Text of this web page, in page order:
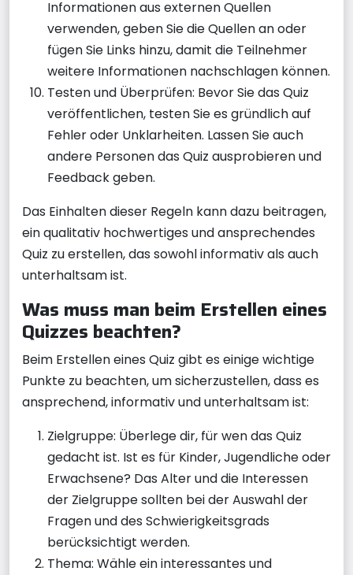
Informationen aus externen Quellen
verwenden, geben Sie die Quellen an oder
fügen Sie Links hinzu, damit die Teilnehmer
weitere Informationen nachschlagen können.
Testen und Überprüfen: Bevor Sie das Quiz
veröffentlichen, testen Sie es gründlich auf
Fehler oder Unklarheiten. Lassen Sie auch
andere Personen das Quiz ausprobieren und
Feedback geben.
Das Einhalten dieser Regeln kann dazu beitragen,
ein qualitativ hochwertiges und ansprechendes
Quiz zu erstellen, das sowohl informativ als auch
unterhaltsam ist.
Was muss man beim Erstellen eines
Quizzes beachten?
Beim Erstellen eines Quiz gibt es einige wichtige
Punkte zu beachten, um sicherzustellen, dass es
ansprechend, informativ und unterhaltsam ist:
Zielgruppe: Überlege dir, für wen das Quiz
gedacht ist. Ist es für Kinder, Jugendliche oder
Erwachsene? Das Alter und die Interessen
der Zielgruppe sollten bei der Auswahl der
Fragen und des Schwierigkeitsgrads
berücksichtigt werden.
Thema: Wähle ein interessantes und